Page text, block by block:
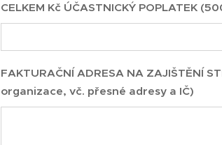
CELKEM Kč ÚČASTNICKÝ POPLATEK
FAKTURAČNÍ ADRESA NA ZAJIŠTĚNÍ
organizace, vč. přesné adresy a IČ)